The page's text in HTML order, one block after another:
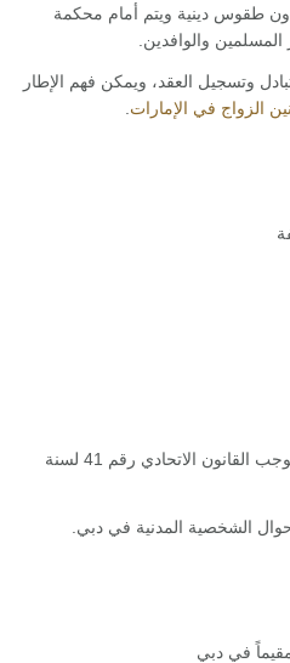
طقوس دينية ويتم أمام محكمة
والوافدين.
وتسجيل العقد، ويمكن فهم الإطار
الزواج في الإمارات
تم تطبيق الزواج المدني في دبي بموجب القانون الاتحادي رقم 41 لسنة
الشخصية المدنية في دبي.
في دبي